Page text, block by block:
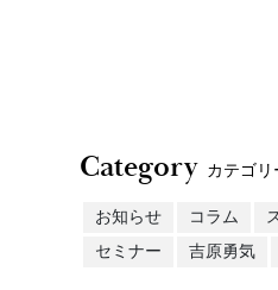
Category カテゴリ
お知らせ コラム
セミナー
吉原勇気